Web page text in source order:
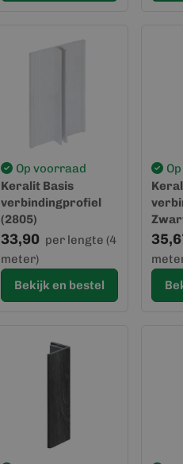
Op voorraad
Keralit Basis
verbindingprofiel
(2805)
33,90 per lengte (4
meter)
Bekijk en bestel